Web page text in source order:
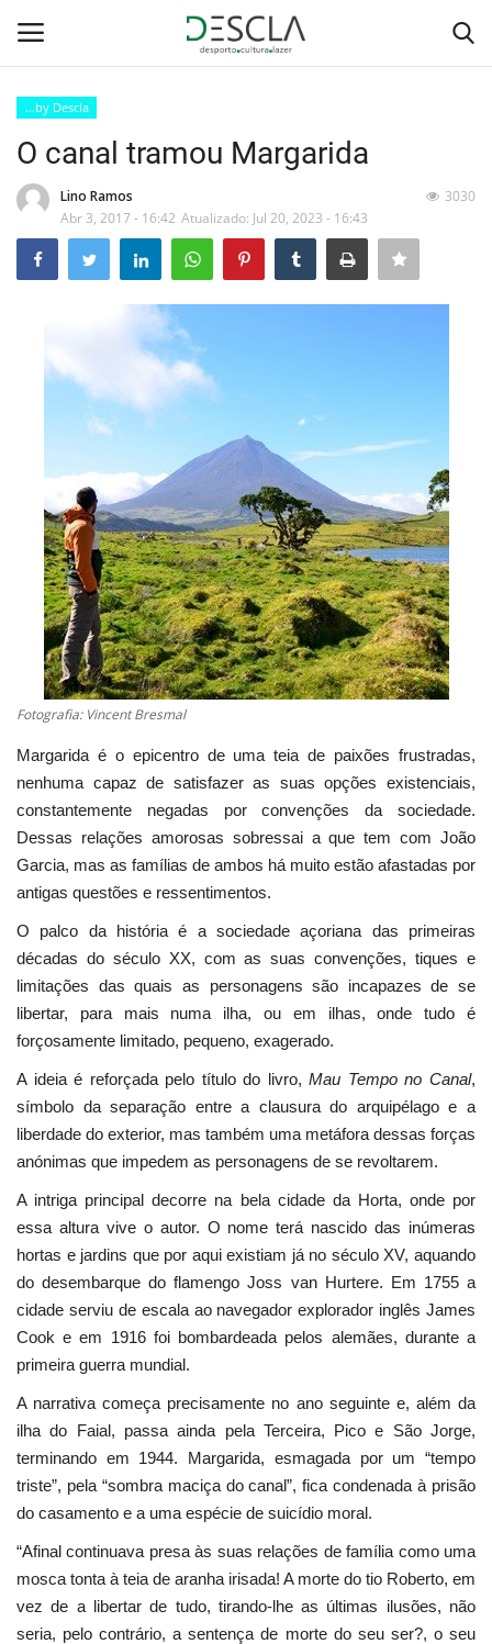
Home
...by Descla
Contactos
Sobre Nós
Educação
Estatuto Editorial
Saúde
Ficha técnica
Cultura
Lazer
Ambiente
...by Descla
O canal tramou Margarida
Lino Ramos
Abr 3, 2017 - 16:42 Atualizado: Jul 20, 2023 - 16:43
3030
Fotografia: Vincent Bresmal
Margarida é o epicentro de uma teia de paixões frustradas,
nenhuma capaz de satisfazer as suas opções existenciais,
constantemente negadas por convenções da sociedade.
Dessas relações amorosas sobressai a que tem com João
Garcia, mas as famílias de ambos há muito estão afastadas por
antigas questões e ressentimentos.
O palco da história é a sociedade açoriana das primeiras
décadas do século XX, com as suas convenções, tiques e
limitações das quais as personagens são incapazes de se
libertar, para mais numa ilha, ou em ilhas, onde tudo é
forçosamente limitado, pequeno, exagerado.
A ideia é reforçada pelo título do livro,Mau Tempo no Canal,
símbolo da separação entre a clausura do arquipélago e a
liberdade do exterior, mas também uma metáfora dessas forças
anónimas que impedem as personagens de se revoltarem.
A intriga principal decorre na bela cidade da Horta, onde por
essa altura vive o autor. O nome terá nascido das inúmeras
hortas e jardins que por aqui existiam já no século XV, aquando
do desembarque do flamengo Joss van Hurtere. Em 1755 a
cidade serviu de escala ao navegador explorador inglês James
Cook e em 1916 foi bombardeada pelos alemães, durante a
primeira guerra mundial.
A narrativa começa precisamente no ano seguinte e, além da
ilha do Faial, passa ainda pela Terceira, Pico e São Jorge,
terminando em 1944. Margarida, esmagada por um “tempo
triste”, pela “sombra maciça do canal”, fica condenada à prisão
do casamento e a uma espécie de suicídio moral.
“Afinal continuava presa às suas relações de família como uma
mosca tonta à teia de aranha irisada! A morte do tio Roberto, em
vez de a libertar de tudo, tirando-lhe as últimas ilusões, não
seria, pelo contrário, a sentença de morte do seu ser?, o seu